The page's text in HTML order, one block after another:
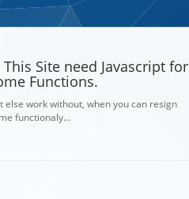
This Site need Javascript for
Functions.
else work without, when you can resign
functionaly…